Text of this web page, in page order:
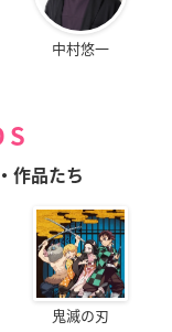
中村悠一
作品たち
鬼滅の刃